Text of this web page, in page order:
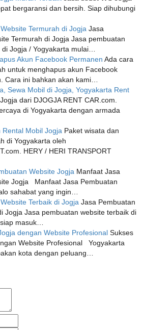
bergaransi dan bersih. Siap dihubungi
Termurah di Jogja Jasa
Termurah di Jogja Jasa pembuatan
Jogja / Yogyakarta mulai…
Akun Facebook Permanen Ada cara
untuk menghapus akun Facebook
Cara ini bahkan akan kami…
Sewa Mobil di Jogja, Yogyakarta Rent
dari DJOGJA RENT CAR.com.
di Yogyakarta dengan armada
Rental Mobil Jogja Paket wisata dan
di Yogyakarta oleh
HERY / HERI TRANSPORT
Website Jogja Manfaat Jasa
Jogja Manfaat Jasa Pembuatan
sahabat yang ingin…
Terbaik di Jogja Jasa Pembuatan
Jogja Jasa pembuatan website terbaik di
masuk…
dengan Website Profesional Sukses
Website Profesional Yogyakarta
kota dengan peluang…